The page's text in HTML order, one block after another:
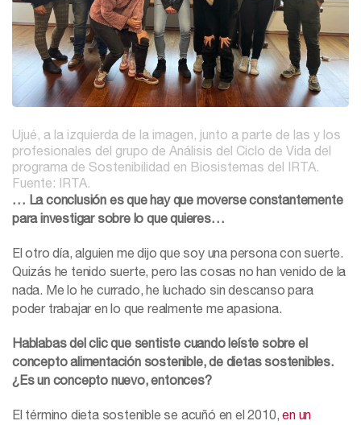
Ujué, a la izquierda de la imagen, junto a parte de las y los
profesionales del grupo de Análisis del Ciclo de Vida del
programa de Sostenibilidad en Biosistemas del IRTA.
Fuente: IRTA.
… La conclusión es que hay que moverse constantemente
para investigar sobre lo que quieres…
El otro día, alguien me dijo que soy una persona con suerte.
Quizás he tenido suerte, pero las cosas no han venido de la
nada. Me lo he currado, he luchado sin descanso para
poder trabajar en lo que realmente me apasiona.
Hablabas del clic que sentiste cuando leíste sobre el
concepto alimentación sostenible, de dietas sostenibles.
¿Es un concepto nuevo, entonces?
El término dieta sostenible se acuñó en el 2010,en un